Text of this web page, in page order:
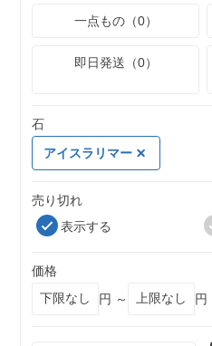
一点もの（0）
即日発送（0）
石
アイスラリマー
売り切れ
表示する
価格
円 ～
円